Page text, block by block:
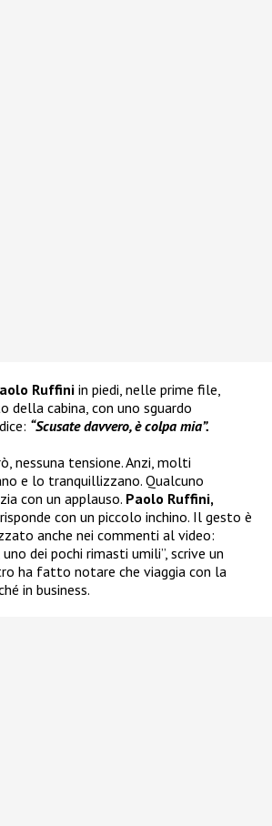
Ruffini in piedi, nelle prime file,
della cabina, con uno sguardo
“Scusate davvero, è colpa mia”.
nessuna tensione. Anzi, molti
e lo tranquillizzano. Qualcuno
con un applauso. Paolo Ruffini,
con un piccolo inchino. Il gesto è
anche nei commenti al video:
dei pochi rimasti umili”, scrive un
ha fatto notare che viaggia con la
in business.